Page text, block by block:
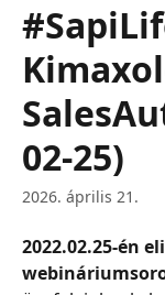
02-25)
2026. április 21.
2022.02.25-én